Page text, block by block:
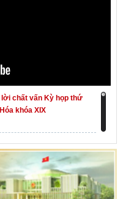
lời chất vấn Kỳ họp thứ
khóa XIX
Quốc hội khóa XVI
phiếu bầu cử ĐBQH